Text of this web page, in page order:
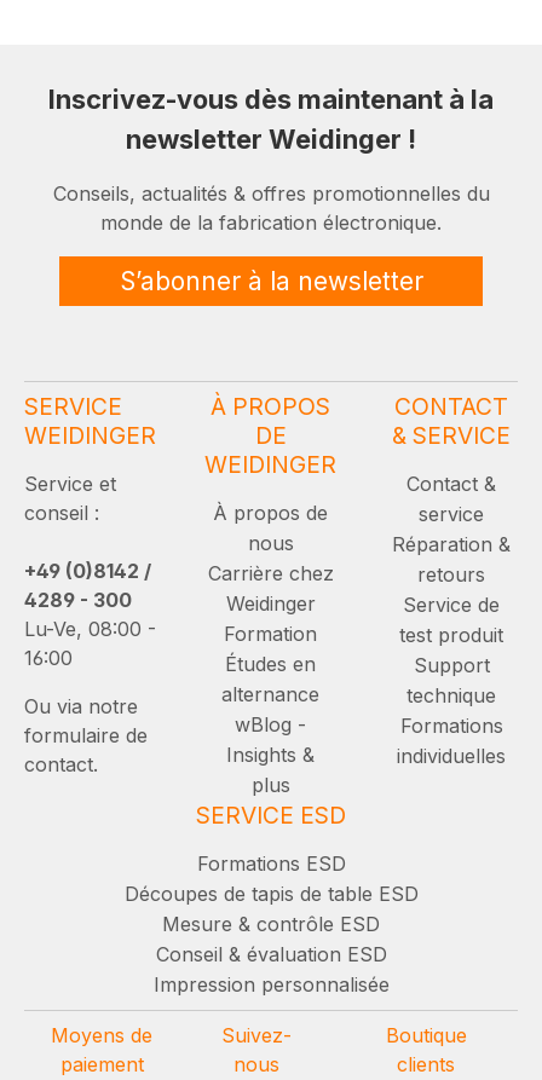
Inscrivez-vous dès maintenant à la
newsletter Weidinger !
Conseils, actualités & offres promotionnelles du
monde de la fabrication électronique.
S’abonner à la newsletter
SERVICE
WEIDINGER
Service et
conseil :
+49 (0)8142 /
4289 - 300
Lu-Ve, 08:00 -
16:00
Ou via notre
formulaire de
contact.
À PROPOS
DE
WEIDINGER
À propos de
nous
Carrière chez
Weidinger
Formation
Études en
alternance
wBlog -
Insights &
plus
CONTACT
& SERVICE
Contact &
service
Réparation &
retours
Service de
test produit
Support
technique
Formations
individuelles
SERVICE ESD
Formations ESD
Découpes de tapis de table ESD
Mesure & contrôle ESD
Conseil & évaluation ESD
Impression personnalisée
Moyens de
paiement
Suivez-
nous
Boutique
clients